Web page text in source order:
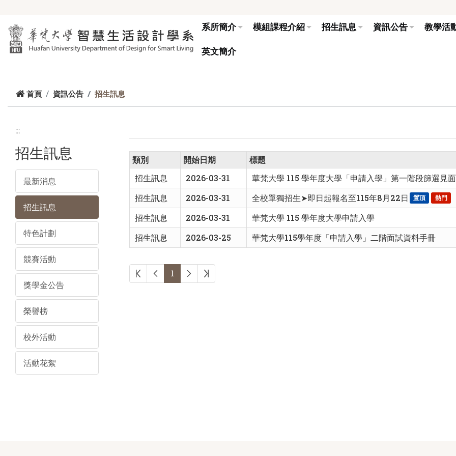
系所簡介 模組課程介紹 招生訊息 資訊公告 教學活
英文簡介
首頁 資訊公告 招生訊息
:::
招生訊息
最新消息
招生訊息
特色計劃
競賽活動
獎學金公告
榮譽榜
校外活動
活動花絮
類別 開始日期
標題
招生訊息
2026-03-31
華梵大學 115 學年度大學「申請入學」第一階段篩選見
招生訊息
2026-03-31 全校單獨招生➤即日起報名至115年8月22日 置頂 熱門
招生訊息 2026-03-31
華梵大學 115 學年度大學申請入學
招生訊息
2026-03-25 華梵大學115學年度「申請入學」二階面試資料手冊
第一頁上一頁
1 下一頁最後頁